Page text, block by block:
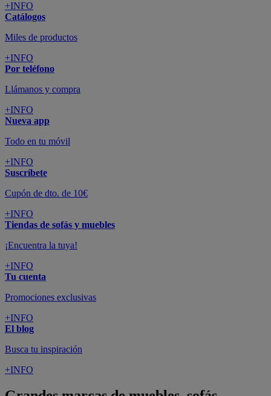
+INFO
Catálogos
Miles de productos
+INFO
Por teléfono
Llámanos y compra
+INFO
Nueva app
Todo en tu móvil
+INFO
Suscríbete
Cupón de dto. de 10€
+INFO
Tiendas de sofás y muebles
¡Encuentra la tuya!
+INFO
Tu cuenta
Promociones exclusivas
+INFO
El blog
Busca tu inspiración
+INFO